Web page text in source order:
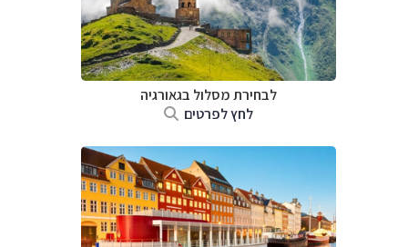
לבחירת מסלול בגאורגיה
לחץ לפרטים